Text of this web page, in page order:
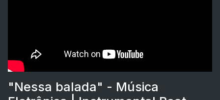
"Nessa balada" - Música